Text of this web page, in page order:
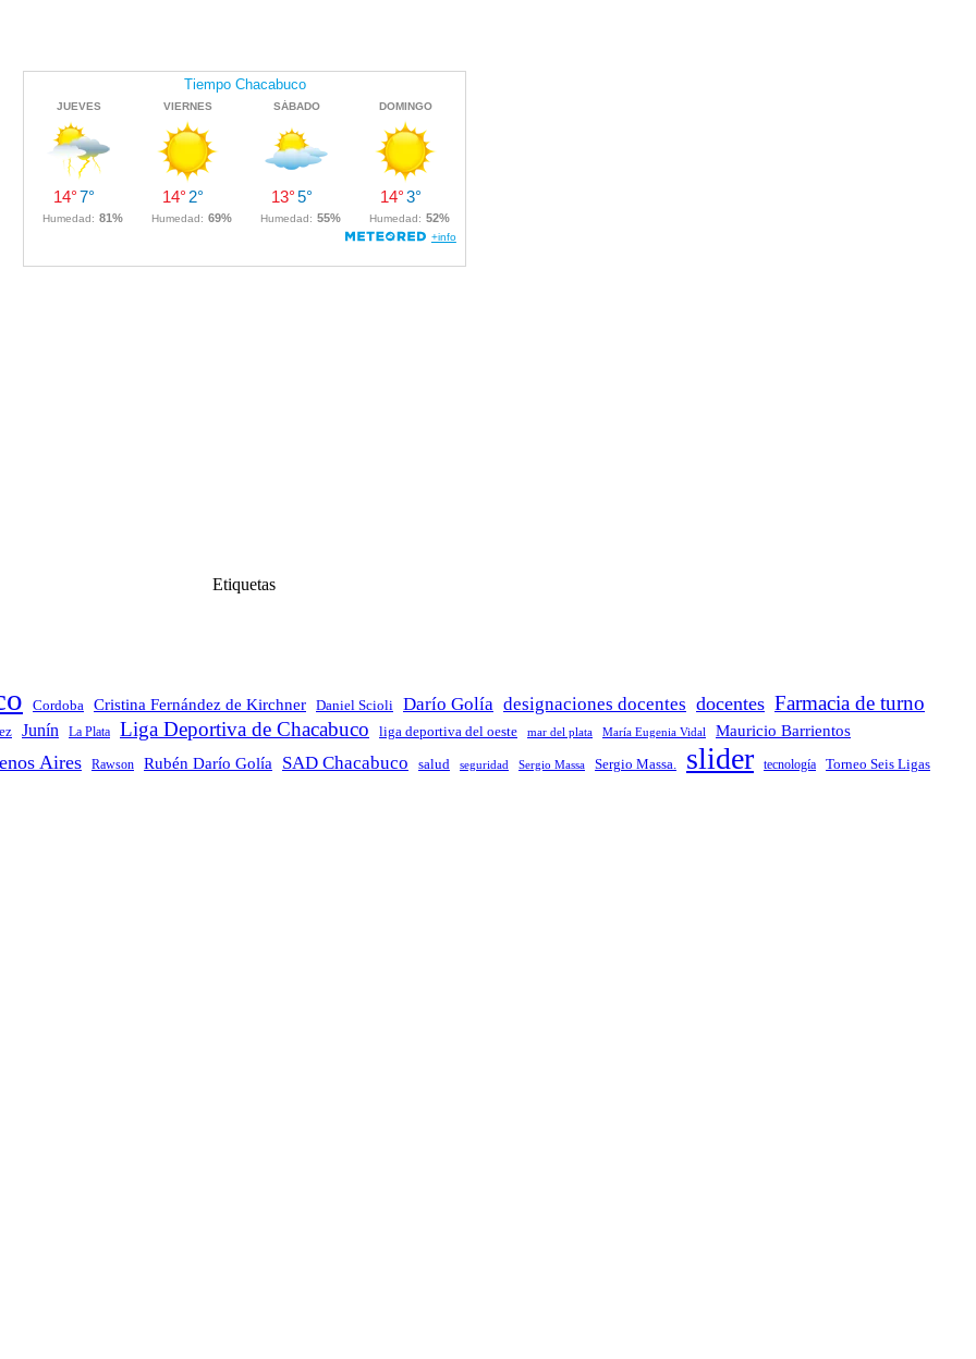
Etiquetas
Cordoba Cristina Fernández de Kirchner Daniel Scioli Darío Golía designaciones docentes docentes Farmacia de turno
Junín La Plata Liga Deportiva de Chacabuco liga deportiva del oeste mar del plata María Eugenia Vidal
Mauricio Barrientos
Aires Rawson Rubén Darío Golía SAD Chacabuco salud seguridad Sergio Massa Sergio Massa. slider tecnología Torneo Seis Ligas